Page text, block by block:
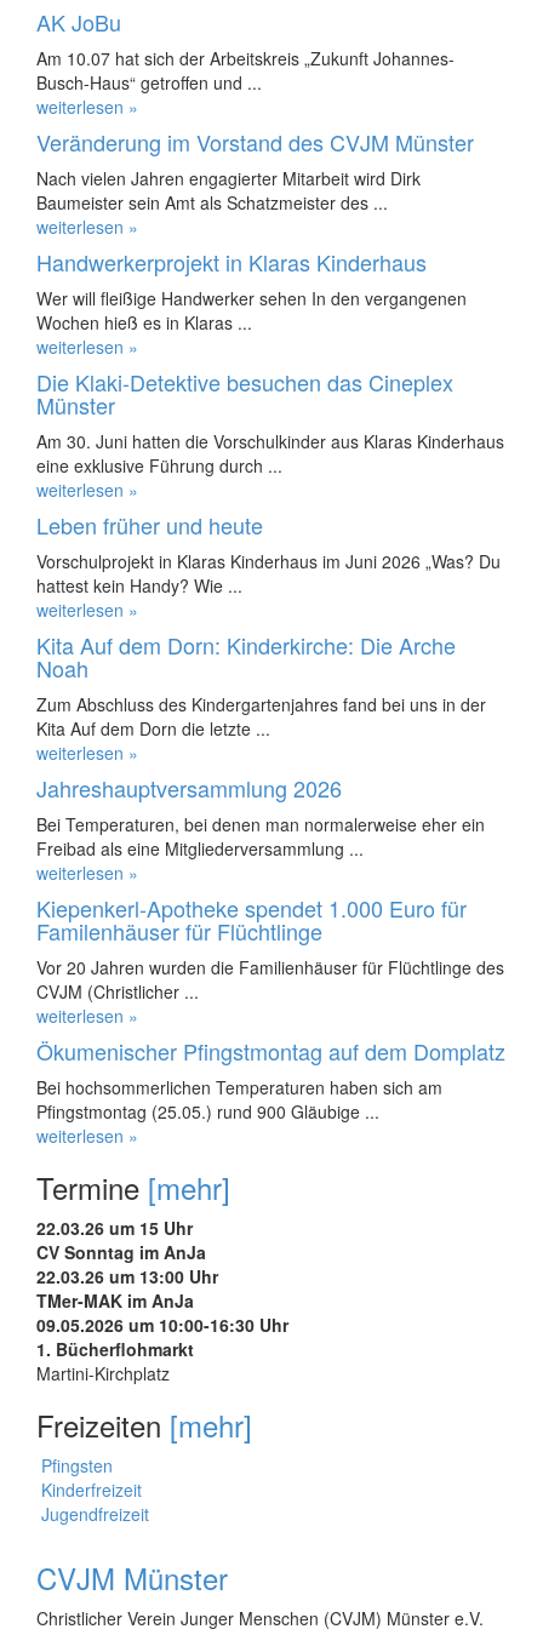
AK JoBu
Am 10.07 hat sich der Arbeitskreis „Zukunft Johannes-
Busch-Haus“ getroffen und ...
weiterlesen »
Veränderung im Vorstand des CVJM Münster
Nach vielen Jahren engagierter Mitarbeit wird Dirk
Baumeister sein Amt als Schatzmeister des ...
weiterlesen »
Handwerkerprojekt in Klaras Kinderhaus
Wer will fleißige Handwerker sehen In den vergangenen
Wochen hieß es in Klaras ...
weiterlesen »
Die Klaki-Detektive besuchen das Cineplex
Münster
Am 30. Juni hatten die Vorschulkinder aus Klaras Kinderhaus
eine exklusive Führung durch ...
weiterlesen »
Leben früher und heute
Vorschulprojekt in Klaras Kinderhaus im Juni 2026 „Was? Du
hattest kein Handy? Wie ...
weiterlesen »
Kita Auf dem Dorn: Kinderkirche: Die Arche
Noah
Zum Abschluss des Kindergartenjahres fand bei uns in der
Kita Auf dem Dorn die letzte ...
weiterlesen »
Jahreshauptversammlung 2026
Bei Temperaturen, bei denen man normalerweise eher ein
Freibad als eine Mitgliederversammlung ...
weiterlesen »
Kiepenkerl-Apotheke spendet 1.000 Euro für
Familenhäuser für Flüchtlinge
Vor 20 Jahren wurden die Familienhäuser für Flüchtlinge des
CVJM (Christlicher ...
weiterlesen »
Ökumenischer Pfingstmontag auf dem Domplatz
Bei hochsommerlichen Temperaturen haben sich am
Pfingstmontag (25.05.) rund 900 Gläubige ...
weiterlesen »
Termine [mehr]
22.03.26 um 15 Uhr
CV Sonntag im AnJa
22.03.26 um 13:00 Uhr
TMer-MAK im AnJa
09.05.2026 um 10:00-16:30 Uhr
1. Bücherflohmarkt
Martini-Kirchplatz
Freizeiten [mehr]
Pfingsten
Kinderfreizeit
Jugendfreizeit
CVJM Münster
Christlicher Verein Junger Menschen (CVJM) Münster e.V.